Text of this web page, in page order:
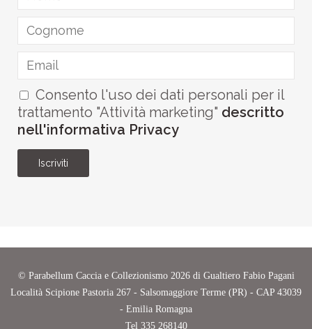
Consento l'uso dei dati personali per il
trattamento "Attività marketing" descritto
nell'informativa Privacy
Iscriviti
© Parabellum Caccia e Collezionismo2026 di Gualtiero Fabio Pagani
Località Scipione Pastoria 267 - Salsomaggiore Terme (PR) - CAP 43039
- Emilia Romagna
Tel 335 268140